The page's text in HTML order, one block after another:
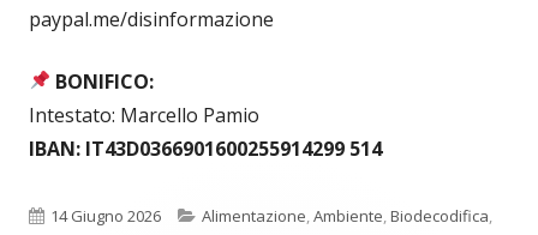
paypal.me/disinformazione
BONIFICO:
Intestato: Marcello Pamio
IBAN: IT43D0366901600255914299 514
Pubblicato
14 Giugno 2026 Categorie
Alimentazione Ambiente Biodecodifica